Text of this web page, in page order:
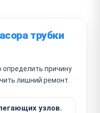
трубки
определить причину
лишний ремонт.
узлов.